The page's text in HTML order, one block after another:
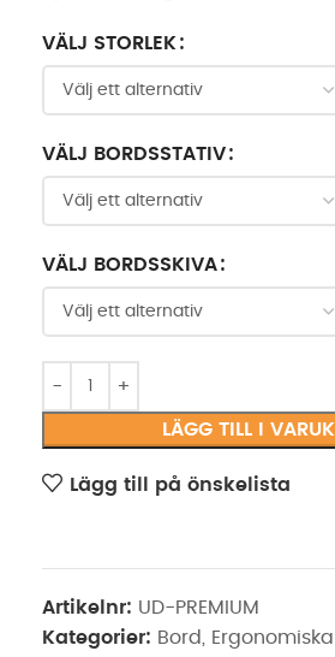
VÄLJ STORLEK
VÄLJ BORDSSTATIV
VÄLJ BORDSSKIVA
LÄGG TILL I
Lägg till på önskelista
Artikelnr: UD-PREMIUM
Kategorier: Bord